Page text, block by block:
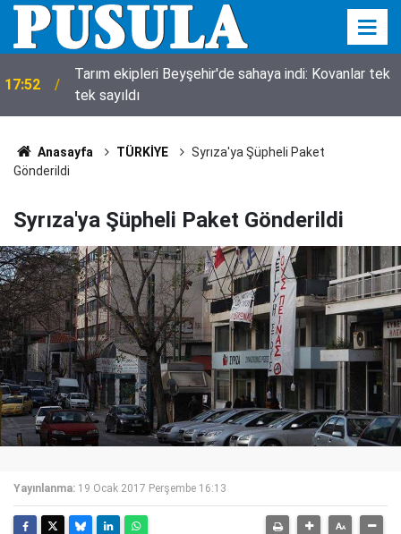
17:52
Tarım ekipleri Beyşehir'de sahaya indi: Kovanlar tek
tek sayıldı
Anasayfa TÜRKİYE
Syrıza'ya Şüpheli Paket
Gönderildi
Syrıza'ya Şüpheli Paket Gönderildi
Yayınlanma: 19 Ocak 2017 Perşembe 16:13